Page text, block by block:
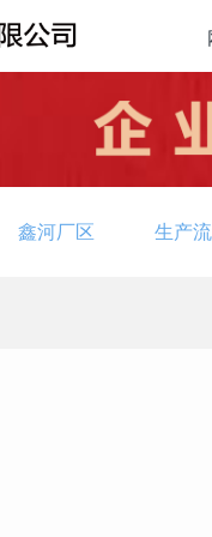
鑫河厂区 生产